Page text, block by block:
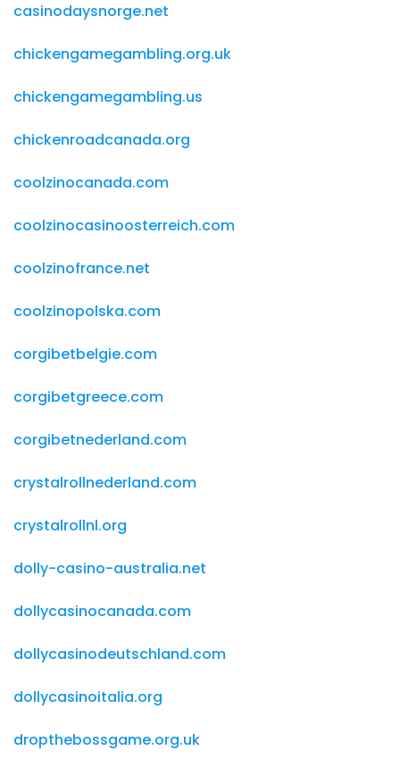
casinodaysnorge.net
chickengamegambling.org.uk
chickengamegambling.us
chickenroadcanada.org
coolzinocanada.com
coolzinocasinoosterreich.com
coolzinofrance.net
coolzinopolska.com
corgibetbelgie.com
corgibetgreece.com
corgibetnederland.com
crystalrollnederland.com
crystalrollnl.org
dolly-casino-australia.net
dollycasinocanada.com
dollycasinodeutschland.com
dollycasinoitalia.org
dropthebossgame.org.uk